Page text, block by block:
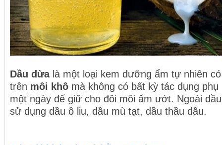
Dầu dừa là một loại kem dưỡng ẩm tự nhiên
trên môi khô mà không có bất kỳ tác dụng
một ngày để giữ cho đôi môi ẩm ướt. Ngoài
sử dụng dầu ô liu, dầu mù tạt, dầu thầu dầu.